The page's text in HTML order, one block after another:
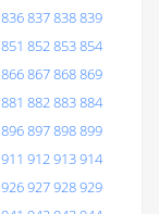
836837838839
851 852853854
866867868869
881 882883884
896897898899
911 912913914
926927928929